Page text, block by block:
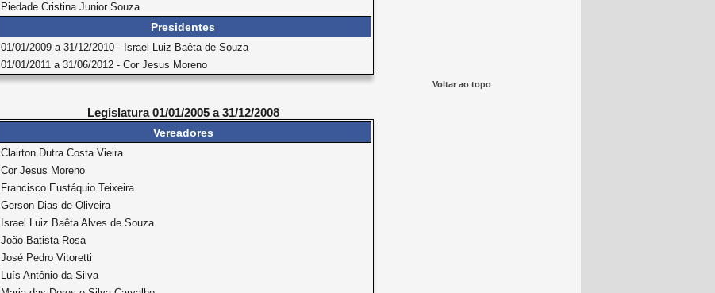
Piedade Cristina Junior Souza
Presidentes
01/01/2009 a 31/12/2010 - Israel Luiz Baêta de Souza
01/01/2011 a 31/06/2012 - Cor Jesus Moreno
Voltar ao topo
Legislatura 01/01/2005 a 31/12/2008
Vereadores
Clairton Dutra Costa Vieira
Cor Jesus Moreno
Francisco Eustáquio Teixeira
Gerson Dias de Oliveira
Israel Luiz Baêta Alves de Souza
João Batista Rosa
José Pedro Vitoretti
Luís Antônio da Silva